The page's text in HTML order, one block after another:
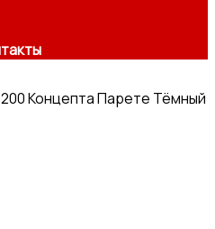
Концепта Парете Тёмный